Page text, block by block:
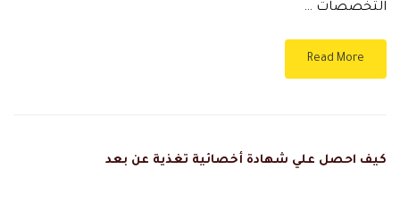
التخصصات …
Read More
كيف احصل علي شهادة أخصائية تغذية عن بعد